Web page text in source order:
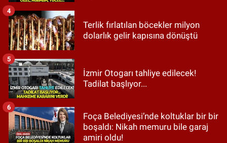
Terlik fırlatılan böcekler milyon
dolarlık gelir kapısına dönüştü
4
İzmir Otogarı tahliye edilecek!
Tadilat başlıyor...
5
Foça Belediyesi’nde koltuklar bir bir
boşaldı: Nikah memuru bile garaj
amiri oldu!
6